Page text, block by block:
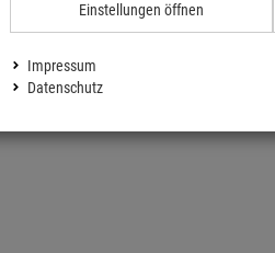
Einstellungen öffnen
Impressum
Datenschutz